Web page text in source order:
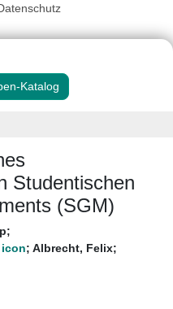
Katalog
Studentischen
(SGM)
;
; Albrecht, Felix;